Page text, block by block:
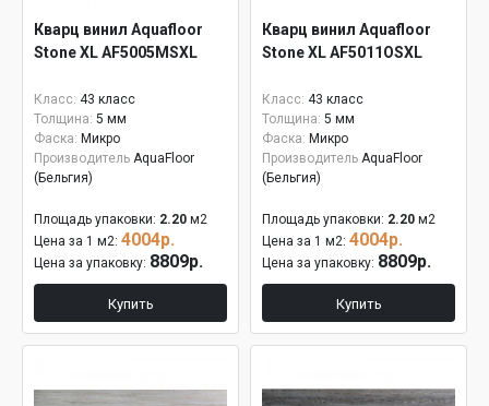
Кварц винил Aquafloor
Stone XL AF5005MSXL
Класс: 43 класс
Толщина: 5 мм
Фаска: Микро
Производитель AquaFloor
(Бельгия)
Площадь упаковки: 2.20 м2
Цена за 1 м2: 4004р.
Цена за упаковку: 8809р.
Купить
Кварц винил Aquafloor
Stone XL AF5011OSXL
Класс: 43 класс
Толщина: 5 мм
Фаска: Микро
Производитель AquaFloor
(Бельгия)
Площадь упаковки: 2.20 м2
Цена за 1 м2: 4004р.
Цена за упаковку: 8809р.
Купить